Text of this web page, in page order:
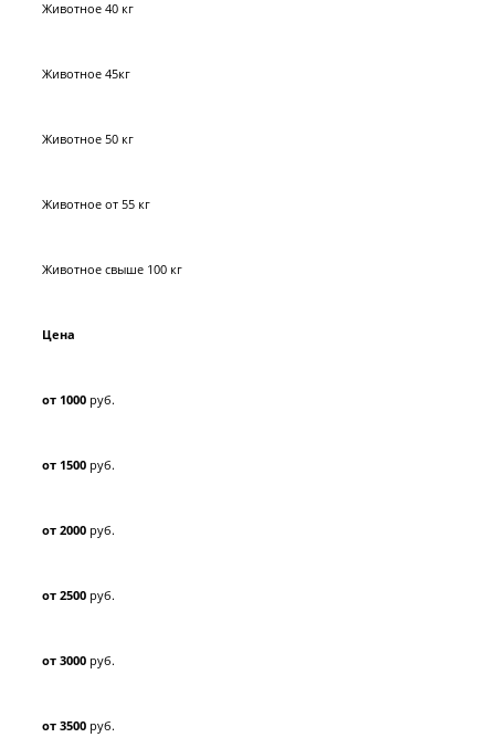
Животное 40 кг
Животное 45кг
Животное 50 кг
Животное от 55 кг
Животное свыше 100 кг
Цена
от 1000 руб.
от 1500 руб.
от 2000 руб.
от 2500 руб.
от 3000 руб.
от 3500 руб.